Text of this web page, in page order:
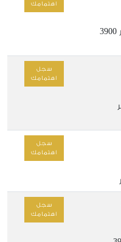
3900
اهتمامك
سجل
اهتمامك
سجل
اهتمامك
سجل
اهتمامك